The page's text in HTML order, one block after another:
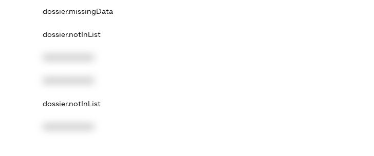
dossier.missingData
dossier.notInList
dossier.notInList